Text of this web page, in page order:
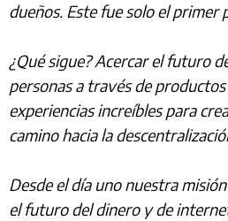
dueños. Este fue solo el primer
¿Qué sigue? Acercar el futuro
personas a través de
experiencias increíbles para
camino hacia la
Desde el día uno nuestra
el futuro del dinero y de